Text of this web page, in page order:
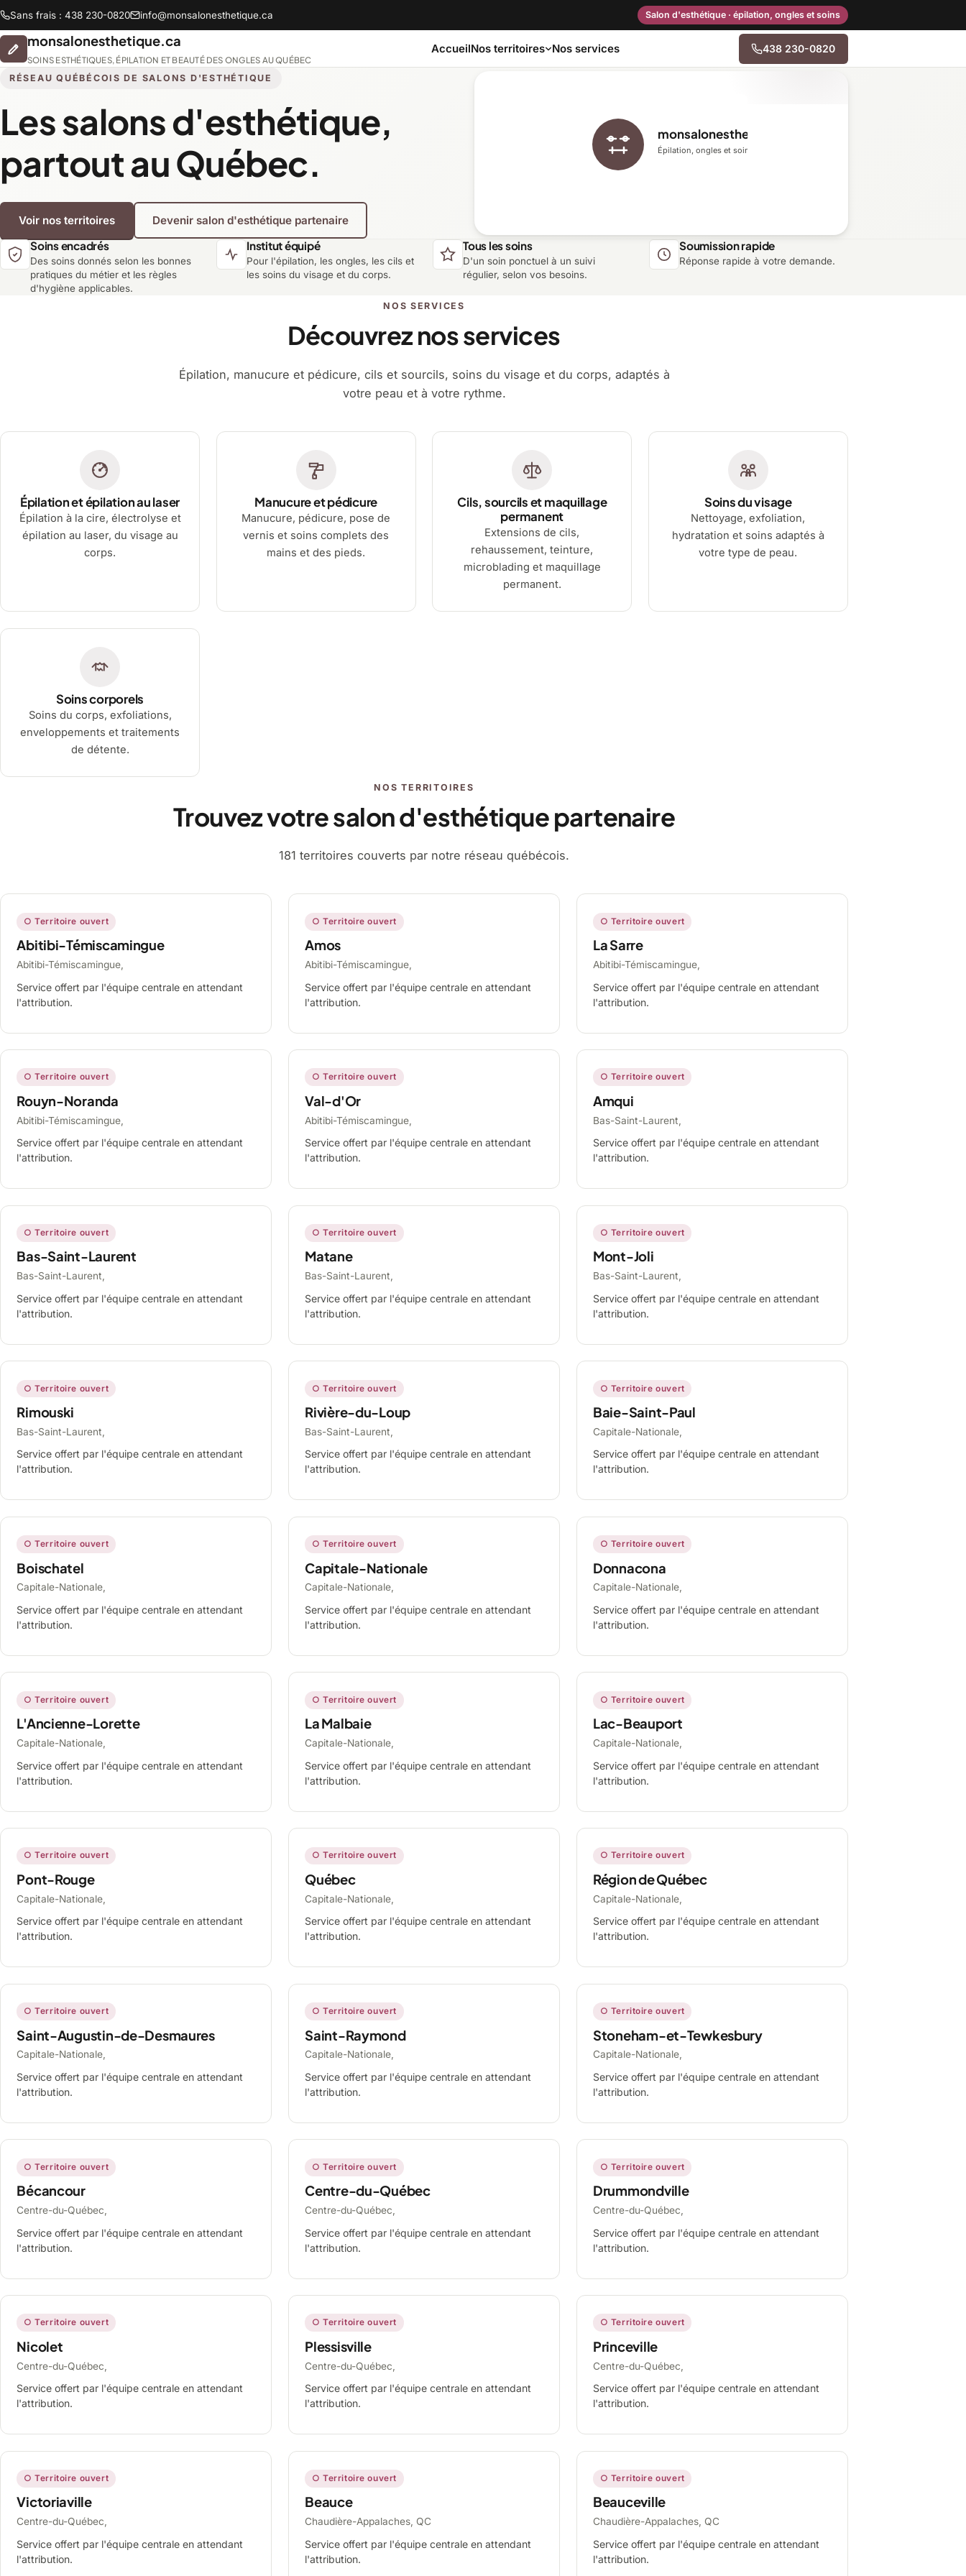
Sans frais : 438 230-0820 info@monsalonesthetique.ca Salon d'esthétique · épilation, ongles et soins
monsalonesthetique.ca
SOINS ESTHÉTIQUES, ÉPILATION ET BEAUTÉ DES ONGLES AU QUÉBEC
AccueilNos territoires
Bas-Saint-Laurent Capitale-Nationale Centre-du-Québec
Lanaudière Laurentides Laval Mauricie
Montérégie Nord-du-Québec
Nos services 438 230-0820
RÉSEAU QUÉBÉCOIS DE SALONS D'ESTHÉTIQUE
Les salons d'esthétique,
partout au Québec.
Voir nos territoires Devenir salon d'esthétique partenaire
monsalonesthetique.ca
Épilation, ongles et soins du visage
Soins encadrés
Des soins donnés selon les bonnes
pratiques du métier et les règles
d'hygiène applicables.
Institut équipé
Pour l'épilation, les ongles, les cils et
les soins du visage et du corps.
Tous les soins
D'un soin ponctuel à un suivi
régulier, selon vos besoins.
Soumission rapide
Réponse rapide à votre demande.
NOS SERVICES
Découvrez nos services
Épilation, manucure et pédicure, cils et sourcils, soins du visage et du corps, adaptés à
votre peau et à votre rythme.
Épilation et épilation au laser
Épilation à la cire, électrolyse et
épilation au laser, du visage au
corps.
Manucure et pédicure
Manucure, pédicure, pose de
vernis et soins complets des
mains et des pieds.
Cils, sourcils et maquillage
permanent
Extensions de cils,
rehaussement, teinture,
microblading et maquillage
permanent.
Soins du visage
Nettoyage, exfoliation,
hydratation et soins adaptés à
votre type de peau.
Soins corporels
Soins du corps, exfoliations,
enveloppements et traitements
de détente.
NOS TERRITOIRES
Trouvez votre salon d'esthétique partenaire
181 territoires couverts par notre réseau québécois.
○ Territoire ouvert
Abitibi-Témiscamingue
Abitibi-Témiscamingue,
Service offert par l'équipe centrale en attendant
l'attribution.
○ Territoire ouvert
Amos
Abitibi-Témiscamingue,
Service offert par l'équipe centrale en attendant
l'attribution.
○ Territoire ouvert
La Sarre
Abitibi-Témiscamingue,
Service offert par l'équipe centrale en attendant
l'attribution.
○ Territoire ouvert
Rouyn-Noranda
Abitibi-Témiscamingue,
Service offert par l'équipe centrale en attendant
l'attribution.
○ Territoire ouvert
Val-d'Or
Abitibi-Témiscamingue,
Service offert par l'équipe centrale en attendant
l'attribution.
○ Territoire ouvert
Amqui
Bas-Saint-Laurent,
Service offert par l'équipe centrale en attendant
l'attribution.
○ Territoire ouvert
Bas-Saint-Laurent
Bas-Saint-Laurent,
Service offert par l'équipe centrale en attendant
l'attribution.
○ Territoire ouvert
Matane
Bas-Saint-Laurent,
Service offert par l'équipe centrale en attendant
l'attribution.
○ Territoire ouvert
Mont-Joli
Bas-Saint-Laurent,
Service offert par l'équipe centrale en attendant
l'attribution.
○ Territoire ouvert
Rimouski
Bas-Saint-Laurent,
Service offert par l'équipe centrale en attendant
l'attribution.
○ Territoire ouvert
Rivière-du-Loup
Bas-Saint-Laurent,
Service offert par l'équipe centrale en attendant
l'attribution.
○ Territoire ouvert
Baie-Saint-Paul
Capitale-Nationale,
Service offert par l'équipe centrale en attendant
l'attribution.
○ Territoire ouvert
Boischatel
Capitale-Nationale,
Service offert par l'équipe centrale en attendant
l'attribution.
○ Territoire ouvert
Capitale-Nationale
Capitale-Nationale,
Service offert par l'équipe centrale en attendant
l'attribution.
○ Territoire ouvert
Donnacona
Capitale-Nationale,
Service offert par l'équipe centrale en attendant
l'attribution.
○ Territoire ouvert
L'Ancienne-Lorette
Capitale-Nationale,
Service offert par l'équipe centrale en attendant
l'attribution.
○ Territoire ouvert
La Malbaie
Capitale-Nationale,
Service offert par l'équipe centrale en attendant
l'attribution.
○ Territoire ouvert
Lac-Beauport
Capitale-Nationale,
Service offert par l'équipe centrale en attendant
l'attribution.
○ Territoire ouvert
Pont-Rouge
Capitale-Nationale,
Service offert par l'équipe centrale en attendant
l'attribution.
○ Territoire ouvert
Québec
Capitale-Nationale,
Service offert par l'équipe centrale en attendant
l'attribution.
○ Territoire ouvert
Région de Québec
Capitale-Nationale,
Service offert par l'équipe centrale en attendant
l'attribution.
○ Territoire ouvert
Saint-Augustin-de-Desmaures
Capitale-Nationale,
Service offert par l'équipe centrale en attendant
l'attribution.
○ Territoire ouvert
Saint-Raymond
Capitale-Nationale,
Service offert par l'équipe centrale en attendant
l'attribution.
○ Territoire ouvert
Stoneham-et-Tewkesbury
Capitale-Nationale,
Service offert par l'équipe centrale en attendant
l'attribution.
○ Territoire ouvert
Bécancour
Centre-du-Québec,
Service offert par l'équipe centrale en attendant
l'attribution.
○ Territoire ouvert
Centre-du-Québec
Centre-du-Québec,
Service offert par l'équipe centrale en attendant
l'attribution.
○ Territoire ouvert
Drummondville
Centre-du-Québec,
Service offert par l'équipe centrale en attendant
l'attribution.
○ Territoire ouvert
Nicolet
Centre-du-Québec,
Service offert par l'équipe centrale en attendant
l'attribution.
○ Territoire ouvert
Plessisville
Centre-du-Québec,
Service offert par l'équipe centrale en attendant
l'attribution.
○ Territoire ouvert
Princeville
Centre-du-Québec,
Service offert par l'équipe centrale en attendant
l'attribution.
○ Territoire ouvert
Victoriaville
Centre-du-Québec,
Service offert par l'équipe centrale en attendant
l'attribution.
○ Territoire ouvert
Beauce
Chaudière-Appalaches, QC
Service offert par l'équipe centrale en attendant
l'attribution.
○ Territoire ouvert
Beauceville
Chaudière-Appalaches, QC
Service offert par l'équipe centrale en attendant
l'attribution.